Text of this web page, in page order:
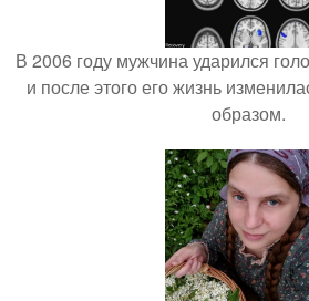
В 2006 году мужчина ударился
и после этого его жизнь
образом.